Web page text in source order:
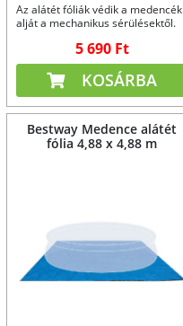
Az alátét fóliák védik a medencék
alját a mechanikus sérülésektől.
5 690 Ft
KOSÁRBA
Bestway Medence alátét
fólia 4,88 x 4,88 m